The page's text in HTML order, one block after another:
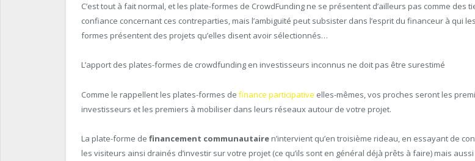
C’est tout à fait normal, et les plate-formes de CrowdFunding ne se présentent d’ailleurs pas comme des
confiance concernant ces contreparties, mais l’ambiguïté peut subsister dans l’esprit du financeur à qui
formes présentent des projets qu’elles disent avoir sélectionnés…
L’apport des plates-formes de crowdfunding en investisseurs inconnus ne doit pas être surestimé
Comme le rappellent les plates-formes de finance participative elles-mêmes, vos proches seront les
investisseurs et les premiers à mobiliser dans leurs réseaux autour de votre projet.
La plate-forme de financement communautaire n’intervient qu’en troisième rideau, en essayant de
les visiteurs ainsi drainés d’investir sur votre projet (ce qu’ils sont en général déjà prêts à faire) mais